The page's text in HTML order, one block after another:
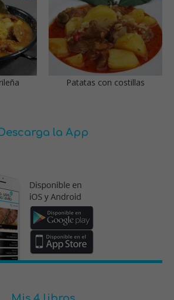
Patatas con costillas
Descarga la App